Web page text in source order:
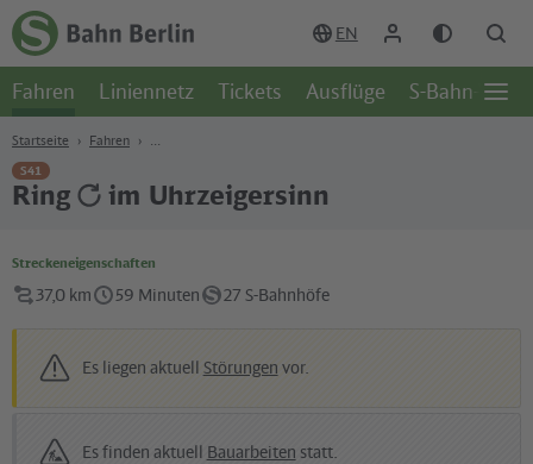
Zum Hauptinhalt
Zur Suche
Zur Hauptnavigation
Zur Fußzeile
Zur
Startseite
S-
Bahn
Berlin
EN
Fahren Liniennetz Tickets Ausflüge S-Bahn-Welt
Startseite Fahren
S41
Ring im Uhrzeigersinn
Streckeneigenschaften
37,0 km 59 Minuten 27 S-Bahnhöfe
Es liegen aktuell Störungen vor.
Es finden aktuell Bauarbeiten statt.